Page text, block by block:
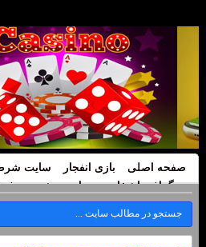
صفحه اصلی بازی انفجار سایت
بیوگرافی اشخاص
سایت پیش بینی